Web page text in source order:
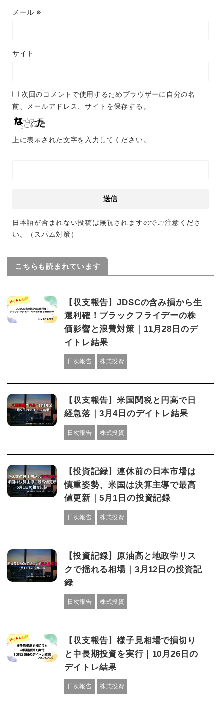
メール ※
サイト
次回のコメントで使用するためブラウザーに自分の名
前、メールアドレス、サイトを保存する。
上に表示された文字を入力してください。
日本語が含まれない投稿は無視されますのでご注意くださ
い。（スパム対策）
こちらも読まれています
【収支報告】JDSCの含み損から生
還利確！ブラックフライデーの株
価影響と浪費対策｜11月28日のデ
イトレ結果
日次報告 株式投資
【収支報告】米国関税と円高で日
経急落｜3月4日のデイトレ結果
日次報告 株式投資
【投資記録】連休前の日本市場は
慎重姿勢、米国は決算主導で最高
値更新｜5月1日の投資記録
日次報告 株式投資
【投資記録】原油高と地政学リス
クで揺れる相場｜3月12日の投資記
録
日次報告 株式投資
【収支報告】様子見相場で損切り
と中長期投資を実行｜10月26日の
デイトレ結果
日次報告 株式投資